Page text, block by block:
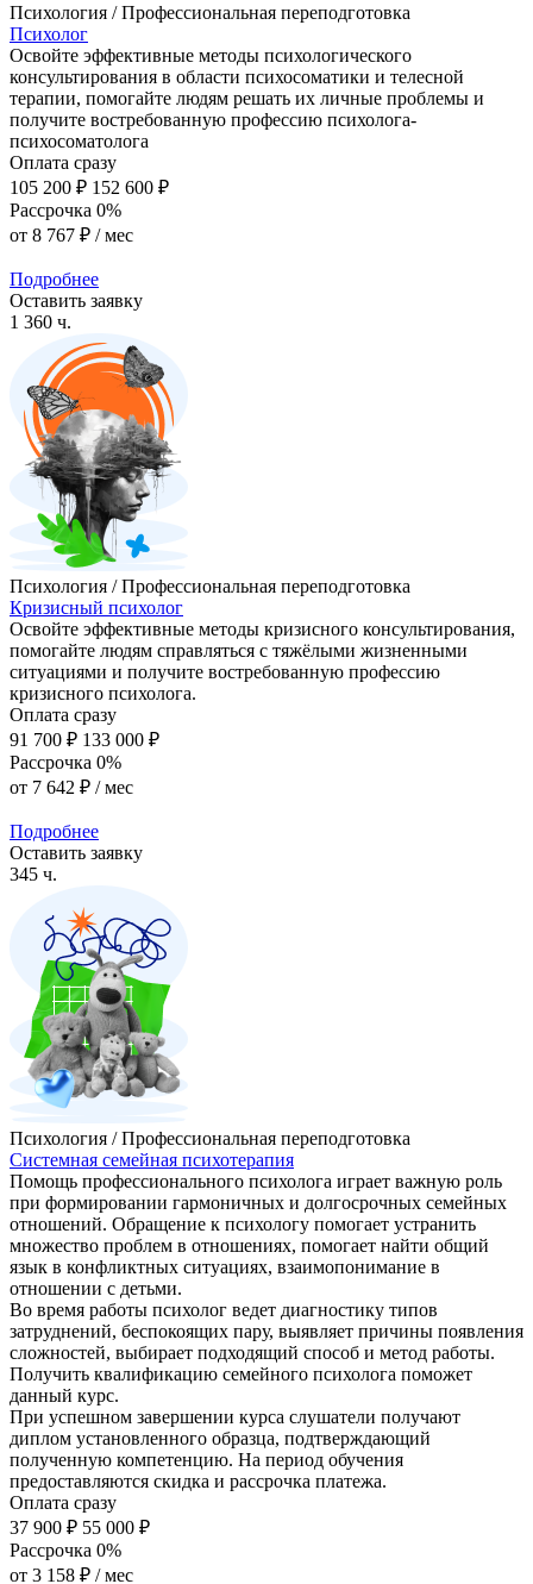
Психология / Профессиональная переподготовка
Психолог
Освойте эффективные методы психологического
консультирования в области психосоматики и телесной
терапии, помогайте людям решать их личные проблемы и
получите востребованную профессию психолога-
психосоматолога
Оплата сразу
105 200 ₽ 152 600 ₽
Рассрочка 0%
от 8 767 ₽ / мес
Подробнее
Оставить заявку
1 360 ч.
Психология / Профессиональная переподготовка
Кризисный психолог
Освойте эффективные методы кризисного консультирования,
помогайте людям справляться с тяжёлыми жизненными
ситуациями и получите востребованную профессию
кризисного психолога.
Оплата сразу
91 700 ₽ 133 000 ₽
Рассрочка 0%
от 7 642 ₽ / мес
Подробнее
Оставить заявку
345 ч.
Психология / Профессиональная переподготовка
Системная семейная психотерапия
Помощь профессионального психолога играет важную роль
при формировании гармоничных и долгосрочных семейных
отношений. Обращение к психологу помогает устранить
множество проблем в отношениях, помогает найти общий
язык в конфликтных ситуациях, взаимопонимание в
отношении с детьми.
Во время работы психолог ведет диагностику типов
затруднений, беспокоящих пару, выявляет причины появления
сложностей, выбирает подходящий способ и метод работы.
Получить квалификацию семейного психолога поможет
данный курс.
При успешном завершении курса слушатели получают
диплом установленного образца, подтверждающий
полученную компетенцию. На период обучения
предоставляются скидка и рассрочка платежа.
Оплата сразу
37 900 ₽ 55 000 ₽
Рассрочка 0%
от 3 158 ₽ / мес